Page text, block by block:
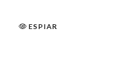
ESPIAR